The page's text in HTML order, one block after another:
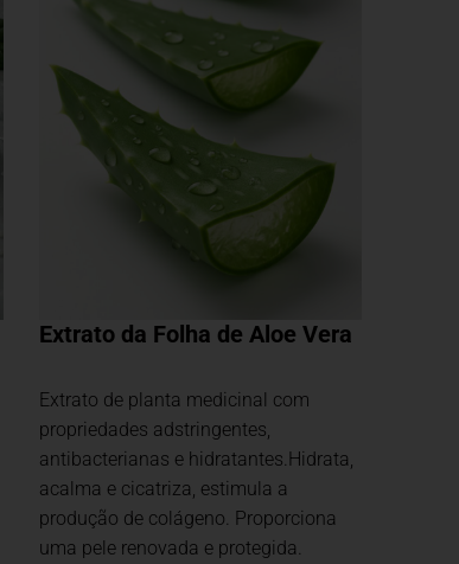
Extrato da Folha de Aloe Vera
Extrato de planta medicinal com
propriedades adstringentes,
antibacterianas e hidratantes.Hidrata,
acalma e cicatriza, estimula a
produção de colágeno. Proporciona
uma pele renovada e protegida.